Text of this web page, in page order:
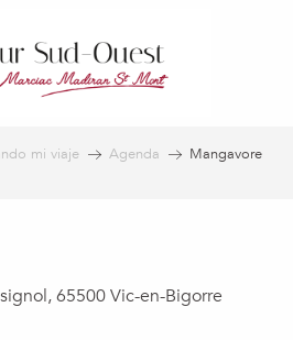
mi viaje Agenda Mangavore
65500 Vic-en-Bigorre